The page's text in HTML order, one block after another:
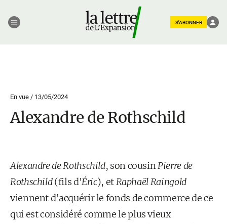
S'ABONNER
En vue / 13/05/2024
Alexandre de Rothschild
Alexandre de Rothschild, son cousinPierre de
Rothschild(fils d'Éric), etRaphaël Raingold
viennent d'acquérir le fonds de commerce de ce
qui est considéré comme le plus vieux